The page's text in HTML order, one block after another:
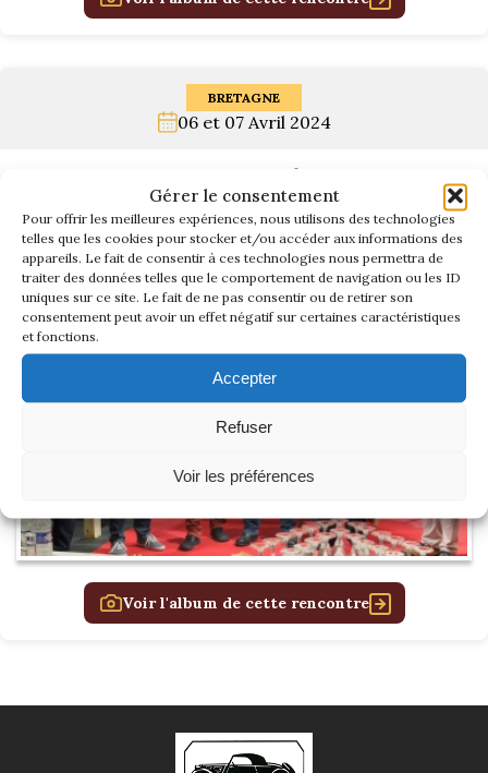
Gérer le consentement
Pour offrir les meilleures expériences, nous utilisons des technologies
telles que les cookies pour stocker et/ou accéder aux informations des
appareils. Le fait de consentir à ces technologies nous permettra de
traiter des données telles que le comportement de navigation ou les ID
uniques sur ce site. Le fait de ne pas consentir ou de retirer son
consentement peut avoir un effet négatif sur certaines caractéristiques
et fonctions.
Accepter
Refuser
Voir les préférences
1934/1941
1945/1952
La 15/6 G –
1938/1947
La 15/6 D –
1947/1955
La 15/6 H –
1954/1956
BRETAGNE
06 et 07 Avril 2024
Voir l'album de cette rencontre